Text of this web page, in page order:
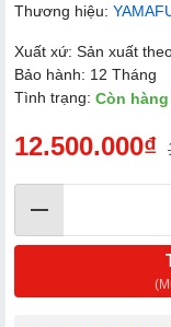
Thương hiệu:
Xuất xứ: Sản xuất
Bảo hành: 12 Tháng
Tình trạng: Còn hàng
12.500.000₫